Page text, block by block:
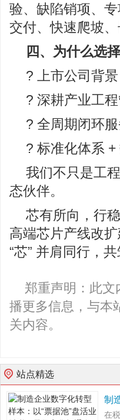
验、缺陷销项、
交付、快速爬坡
四、为什么选
? 上市公司背
? 深耕产业工
? 全周期闭环
? 标准化体系
我们不只是工
态伙伴。
芯有所向，行
高端芯片产线改
“芯” 并肩同行，
郑重声明：此文
播更多信息，与本
关内容。
站点精选
制
在